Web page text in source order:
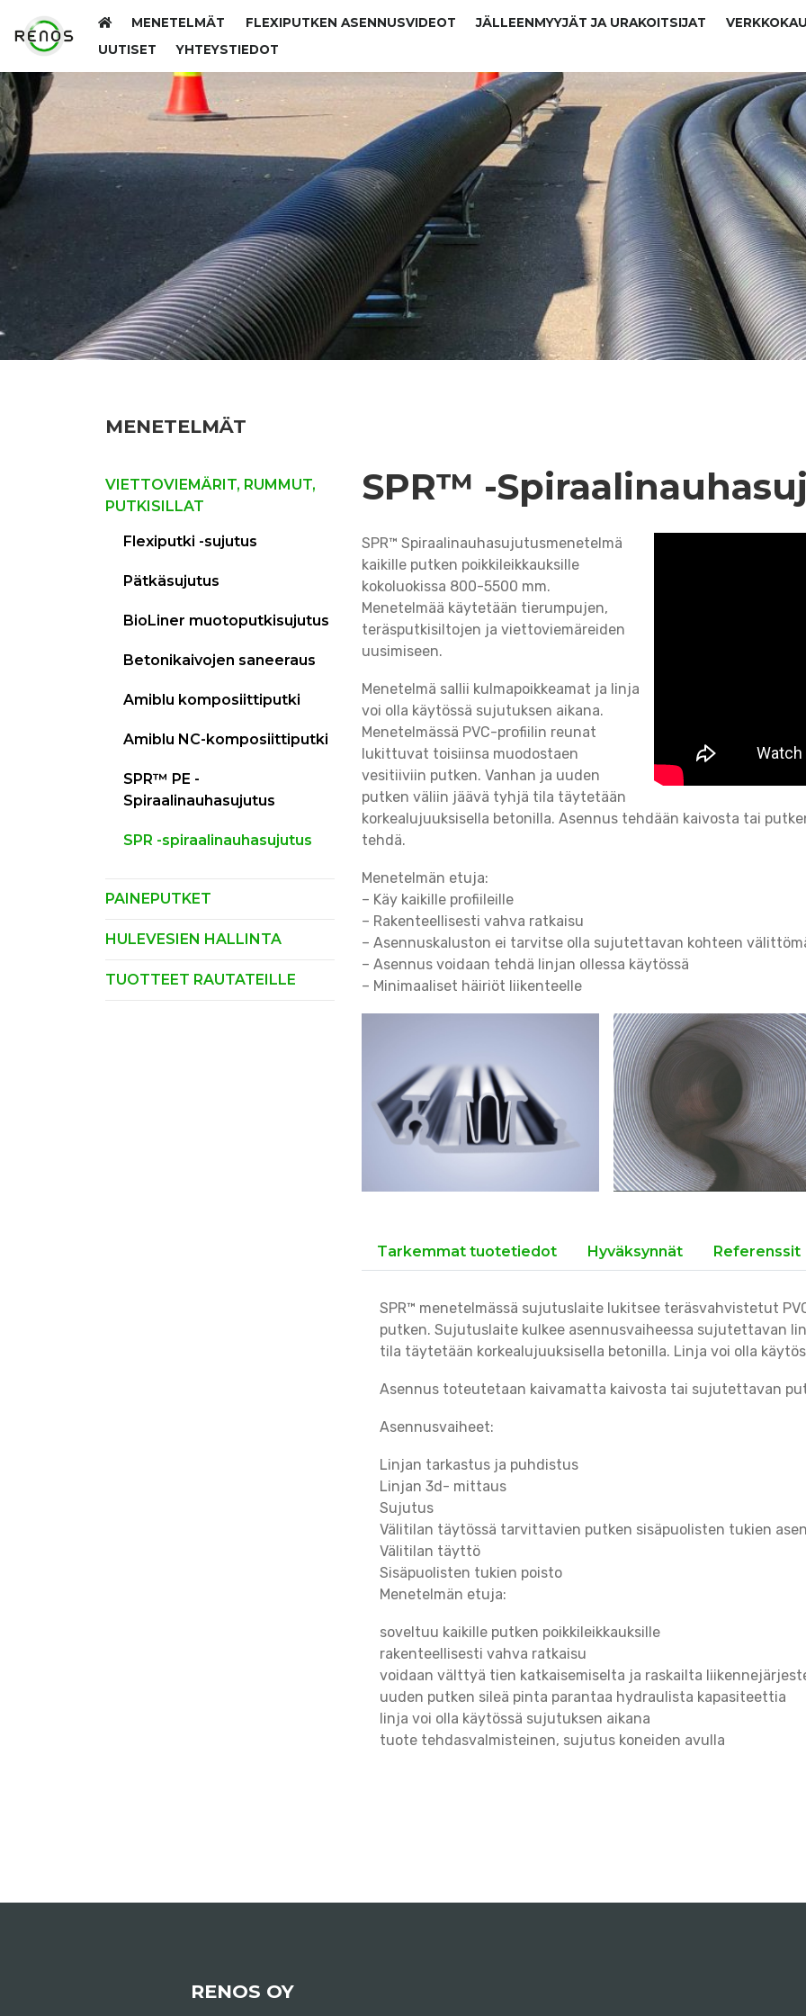
MENETELMÄT FLEXIPUTKEN ASENNUSVIDEOT JÄLLEENMYYJÄT JA URAKOITSIJAT
UUTISET
YHTEYSTIEDOT
MENETELMÄT
VIETTOVIEMÄRIT, RUMMUT,
PUTKISILLAT
Flexiputki -sujutus
Pätkäsujutus
BioLiner muotoputkisujutus
Betonikaivojen saneeraus
Amiblu komposiittiputki
Amiblu NC-komposiittiputki
SPR™ PE -
Spiraalinauhasujutus
SPR -spiraalinauhasujutus
PAINEPUTKET
HULEVESIEN HALLINTA
TUOTTEET RAUTATEILLE
SPR™ -
SPR™ Spiraalinauhasujutusmenetelmä
kaikille putken poikkileikkauksille
kokoluokissa 800-5500 mm.
Menetelmää käytetään tierumpujen,
teräsputkisiltojen ja viettoviemäreiden
uusimiseen.
Menetelmä sallii kulmapoikkeamat ja linja
voi olla käytössä sujutuksen aikana.
Menetelmässä PVC-profiilin reunat
lukittuvat toisiinsa muodostaen
vesitiiviin putken. Vanhan ja uuden
putken väliin jäävä tyhjä tila täytetään
korkealujuuksisella betonilla. Asennus tehdään kaivosta tai
tehdä.
Menetelmän etuja:
– Käy kaikille profiileille
– Rakenteellisesti vahva ratkaisu
– Asennuskaluston ei tarvitse olla sujutettavan kohteen
– Asennus voidaan tehdä linjan ollessa käytössä
– Minimaaliset häiriöt liikenteelle
Tarkemmat tuotetiedot Hyväksynnät Referenssit
SPR™ menetelmässä sujutuslaite lukitsee teräsvahvistetut
putken. Sujutuslaite kulkee asennusvaiheessa sujutettavan
tila täytetään korkealujuuksisella betonilla. Linja voi olla
Asennus toteutetaan kaivamatta kaivosta tai sujutettavan
Asennusvaiheet:
Linjan tarkastus ja puhdistus
Linjan 3d- mittaus
Sujutus
Välitilan täytössä tarvittavien putken sisäpuolisten tukien
Välitilan täyttö
Sisäpuolisten tukien poisto
Menetelmän etuja:
soveltuu kaikille putken poikkileikkauksille
rakenteellisesti vahva ratkaisu
voidaan välttyä tien katkaisemiselta ja raskailta
uuden putken sileä pinta parantaa hydraulista kapasiteettia
linja voi olla käytössä sujutuksen aikana
tuote tehdasvalmisteinen, sujutus koneiden avulla
RENOS OY